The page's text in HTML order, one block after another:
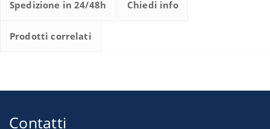
Spedizione in 24/48h Chiedi info
Prodotti correlati
Contatti